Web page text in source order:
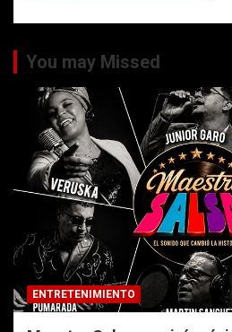
You may Missed
ENTRETENIMIENTO